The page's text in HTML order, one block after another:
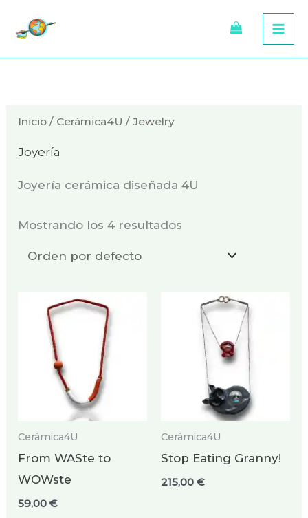
Inicio / Cerámica4U / Jewelry
Joyería
Joyería cerámica diseñada 4U
Mostrando los 4 resultados
Cerámica4U
From WASte to
WOWste
59,00€
Cerámica4U
Stop Eating Granny!
215,00 €